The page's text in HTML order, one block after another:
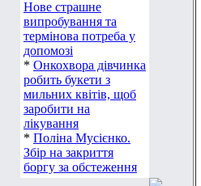
Нове страшне
випробування та
термінова потреба у
допомозі
* Онкохвора дівчинка
робить букети з
мильних квітів, щоб
заробити на
лікування
* Поліна Мусієнко.
Збір на закриття
боргу за обстеження